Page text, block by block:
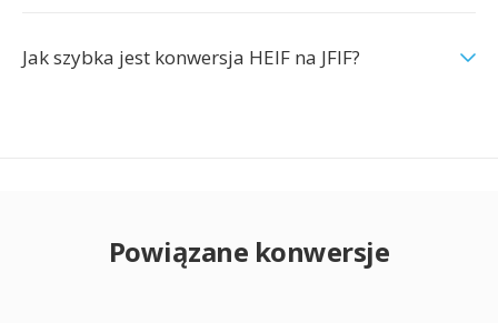
Jak szybka jest konwersja HEIF na JFIF?
Powiązane konwersje